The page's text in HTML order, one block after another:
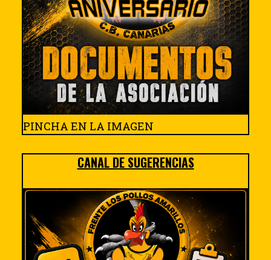
PINCHA EN LA IMAGEN
CANAL DE SUGERENCIAS